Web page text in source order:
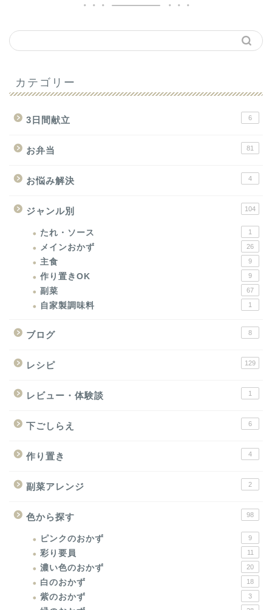
カテゴリー
3日間献立 6
お弁当 81
お悩み解決 4
ジャンル別 104
たれ・ソース 1
メインおかず 26
主食 9
作り置きOK 9
副菜 67
自家製調味料 1
ブログ 8
レシピ 129
レビュー・体験談 1
下ごしらえ 6
作り置き 4
副菜アレンジ 2
色から探す 98
ピンクのおかず 9
彩り要員 11
濃い色のおかず 20
白のおかず 18
紫のおかず 3